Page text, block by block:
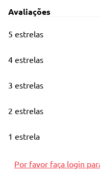
Avaliações
5 estrelas
4 estrelas
3 estrelas
2 estrelas
1 estrela
Por favor faça login